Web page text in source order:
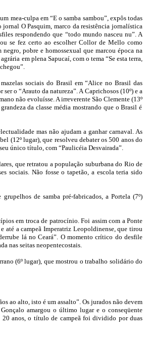
mea-culpa em “E o samba sambou”, expôs todas
jornal O Pasquim, marco da resistência jornalística
respondendo que “todo mundo nasceu nu”. A
se fez certo ao escolher Collor de Mello como
pobre e homossexual que marcou época na
em plena Sapucaí, com o tema “Se esta terra,
sociais do Brasil em “Alice no Brasil das
o “Arauto da natureza”. A Caprichosos (10º) e a
não evoluísse. A irreverente São Clemente (13º
da classe média mostrando que o Brasil é
mas não ajudam a ganhar carnaval. As
(12º lugar), que resolveu debater os 500 anos do
único título, com “Paulicéia Desvairada”.
que retratou a população suburbana do Rio de
sociais. Não fosse o tapetão, a escola teria sido
de samba pré-fabricados, a Portela (7º)
em troca de patrocínio. Foi assim com a Ponte
até a campeã Imperatriz Leopoldinense, que tirou
lá no Ceará”. O momento crítico do desfile
nas seitas neopentecostais.
(6º lugar), que mostrou o trabalho solidário do
ao alto, isto é um assalto”. Os jurados não devem
amargou o último lugar e o conseqüente
20 anos, o título de campeã foi dividido por duas